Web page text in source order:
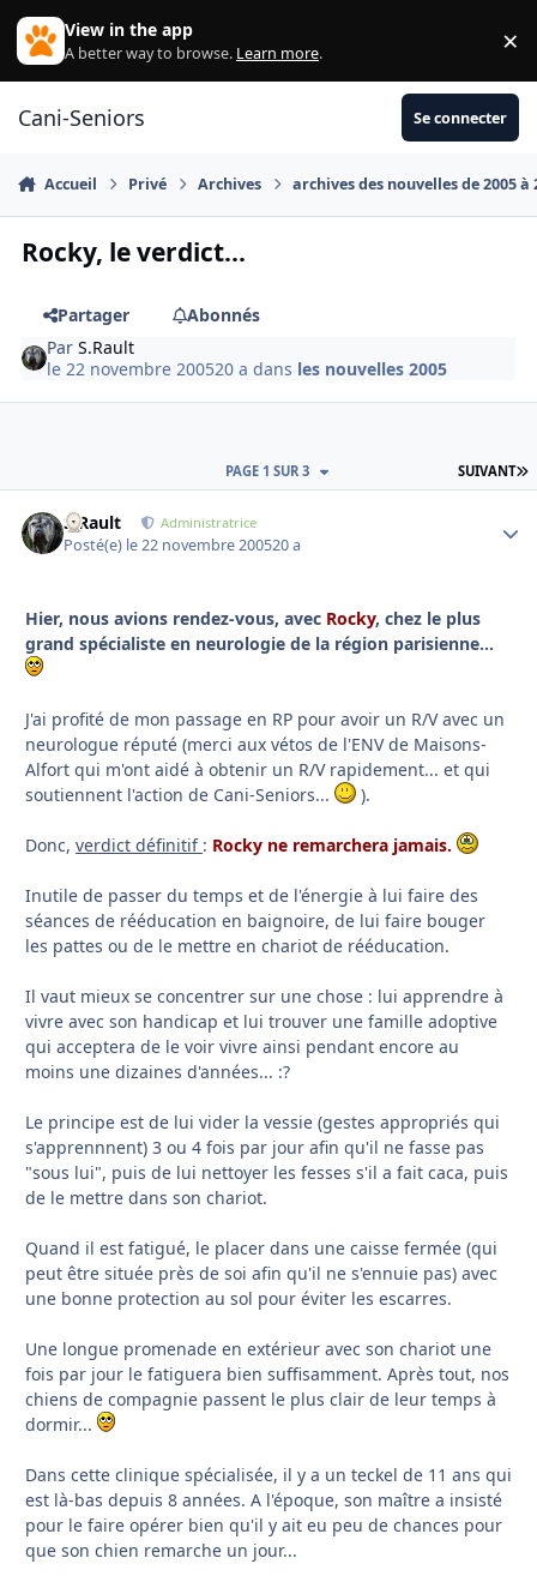
Aller au contenu
View in the app
A better way to browse. Learn more. ×
Cani-Seniors Se connecter
Accueil Privé Archives archives des nouvelles de 2005 à
Rocky, le verdict...
Partager
Abonnés
ParS.Rault
le 22 novembre 200520 a dans les nouvelles 2005
SUIVANT
PAGE 1 SUR 3
S.Rault Administratrice
Posté(e) le 22 novembre 200520 a
Hier, nous avions rendez-vous, avec Rocky, chez le plus
grand spécialiste en neurologie de la région parisienne...
J'ai profité de mon passage en RP pour avoir un R/V avec un
neurologue réputé (merci aux vétos de l'ENV de Maisons-
Alfort qui m'ont aidé à obtenir un R/V rapidement... et qui
soutiennent l'action de Cani-Seniors...
).
Donc, verdict définitif : Rocky ne remarchera jamais.
Inutile de passer du temps et de l'énergie à lui faire des
séances de rééducation en baignoire, de lui faire bouger
les pattes ou de le mettre en chariot de rééducation.
Il vaut mieux se concentrer sur une chose : lui apprendre à
vivre avec son handicap et lui trouver une famille adoptive
qui acceptera de le voir vivre ainsi pendant encore au
moins une dizaines d'années... :?
Le principe est de lui vider la vessie (gestes appropriés qui
s'apprennnent) 3 ou 4 fois par jour afin qu'il ne fasse pas
"sous lui", puis de lui nettoyer les fesses s'il a fait caca, puis
de le mettre dans son chariot.
Quand il est fatigué, le placer dans une caisse fermée (qui
peut être située près de soi afin qu'il ne s'ennuie pas) avec
une bonne protection au sol pour éviter les escarres.
Une longue promenade en extérieur avec son chariot une
fois par jour le fatiguera bien suffisamment. Après tout, nos
chiens de compagnie passent le plus clair de leur temps à
dormir...
Dans cette clinique spécialisée, il y a un teckel de 11 ans qui
est là-bas depuis 8 années. A l'époque, son maître a insisté
pour le faire opérer bien qu'il y ait eu peu de chances pour
que son chien remarche un jour...